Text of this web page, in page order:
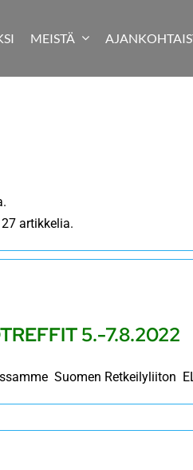
MEISTÄ
artikkelia.
5.-7.8.2022
Suomen Retkeilyliiton